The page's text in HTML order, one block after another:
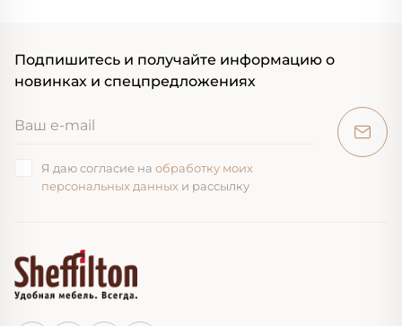
Подпишитесь и получайте информацию о
новинках и спецпредложениях
Я даю согласие на обработку моих
персональных данных и рассылку